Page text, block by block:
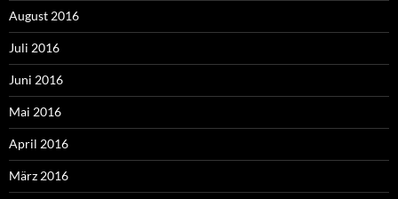
August 2016
Juli 2016
Juni 2016
Mai 2016
April 2016
März 2016